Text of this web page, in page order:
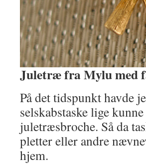
Juletræ fra Mylu med
På det tidspunkt havde
selskabstaske lige
juletræsbroche. Så da
pletter eller andre
hjem.